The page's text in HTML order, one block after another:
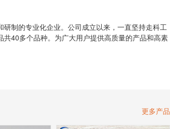
制的专业化企业。公司成立以来，一直坚持走科工
40多个品种。为广大用户提供高质量的产品和高素
更多产品